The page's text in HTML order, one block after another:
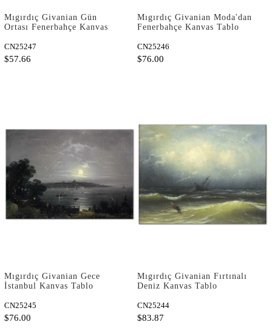
Mıgırdıç Givanian Gün
Ortası Fenerbahçe Kanvas
CN25247
$57.66
Mıgırdıç Givanian Moda'dan
Fenerbahçe Kanvas Tablo
CN25246
$76.00
Mıgırdıç Givanian Gece
İstanbul Kanvas Tablo
CN25245
$76.00
Mıgırdıç Givanian Fırtınalı
Deniz Kanvas Tablo
CN25244
$83.87